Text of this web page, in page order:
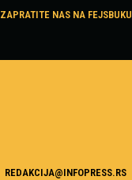
ZAPRATITE NAS NA FEJSBUKU
REDAKCIJA@INFOPRESS.RS